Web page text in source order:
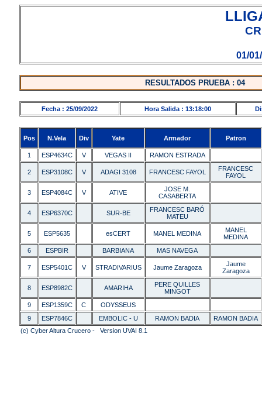
01/
RESULTADOS PRUEBA : 04
Fecha : 25/09/2022 Hora Salida : 13:18:00
Pos N.Vela Div Yate Armador Patron
1 ESP4634C V VEGAS II RAMON ESTRADA
2 ESP3108C V ADAGI 3108 FRANCESC FAYOL
FRANCESC
FAYOL
3 ESP4084C V ATIVE
JOSE M.
CASABERTA
4 ESP6370C SUR-BE
FRANCESC BARÓ
MATEU
5 ESP5635 esCERT MANEL MEDINA
MANEL
MEDINA
6
ESPBIR BARBIANA MAS NAVEGA
7 ESP5401C V STRADIVARIUS Jaume Zaragoza
Jaume
Zaragoza
8 ESP8982C AMARIHA
PERE QUILLES
MINGOT
9
ESP1359C C
ODYSSEUS
9
ESP7846C EMBOLIC - U RAMON BADIA
RAMON BADIA
(c) Cyber Altura Crucero - Version UVAI 8.1